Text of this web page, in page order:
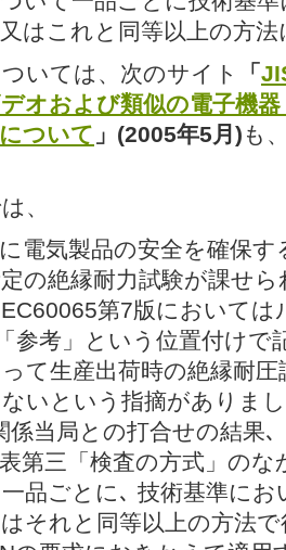
はこれと同等以上の方
いては、次のサイト
「
オおよび類似の電子機
ついて 」(2005年5月) も
、
に電気製品の安全を確保
の絶縁耐力試験が課せ
第7版においては
参考」という位置付けで
て生産出荷時の絶縁耐
いという指摘がありま
係当局との打合せの結果､
第三「検査の方式」の
品ごとに､ 技術基準に
それと同等以上の方法